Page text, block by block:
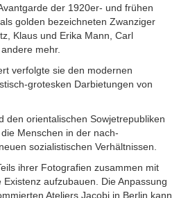
der 1920er- und frühen
golden bezeichneten Zwanziger
Klaus und Erika Mann, Carl
mehr.
verfolgte sie den modernen
grotesken Darbietungen von
den orientalischen Sowjetrepubliken
Menschen in der nach-
sozialistischen Verhältnissen.
ihrer Fotografien zusammen mit
aufzubauen. Die Anpassung
Ateliers Jacobi in Berlin kann